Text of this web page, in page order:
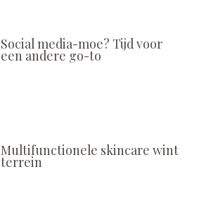
Social media-moe? Tijd voor
een andere go-to
Multifunctionele skincare wint
terrein